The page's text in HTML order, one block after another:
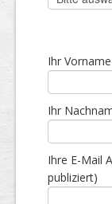
Ihr
Ihr
Ihre E-Mail
publiziert)